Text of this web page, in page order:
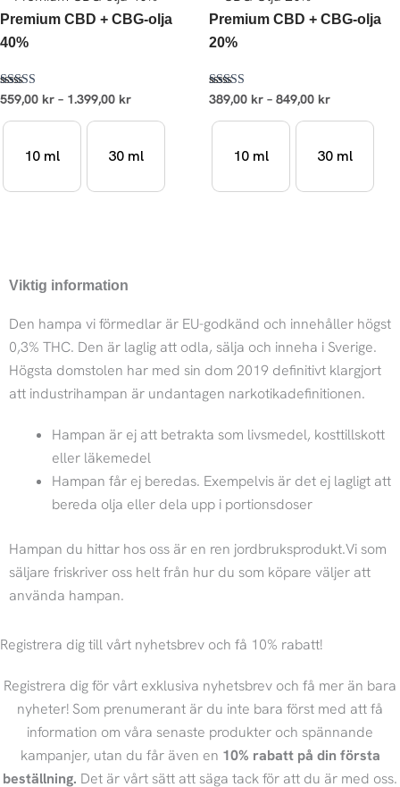
Premium CBD + CBG-olja
40%
Betygsatt
4.83
av 5
559,00 kr – 1.399,00 kr
till
10 ml 30 ml
Premium CBD + CBG-olja
20%
Betygsatt
4.64
av 5
389,00 kr – 849,00 kr
till
10 ml 30 ml
Viktig information
Den hampa vi förmedlar är EU-godkänd och innehåller högst
0,3% THC. Den är laglig att odla, sälja och inneha i Sverige.
Högsta domstolen har med sin dom 2019 definitivt klargjort
att industrihampan är undantagen narkotikadefinitionen.
Hampan är ej att betrakta som livsmedel, kosttillskott
eller läkemedel
Hampan får ej beredas. Exempelvis är det ej lagligt att
bereda olja eller dela upp i portionsdoser
Hampan du hittar hos oss är en ren jordbruksprodukt.Vi som
säljare friskriver oss helt från hur du som köpare väljer att
använda hampan.
Registrera dig till vårt nyhetsbrev och få 10% rabatt!
Registrera dig för vårt exklusiva nyhetsbrev och få mer än bara
nyheter! Som prenumerant är du inte bara först med att få
information om våra senaste produkter och spännande
kampanjer, utan du får även en 10% rabatt på din första
beställning. Det är vårt sätt att säga tack för att du är med oss.